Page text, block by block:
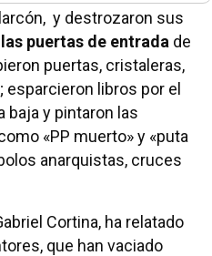
y destrozaron sus
puertas de entrada de
puertas, cristaleras,
libros por el
baja y pintaron las
«PP muerto» y «puta
anarquistas, cruces
Cortina, ha relatado
que han vaciado